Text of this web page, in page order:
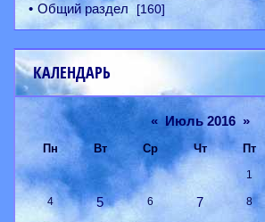
Общий раздел [160]
КАЛЕНДАРЬ
« Июль 2016 »
Пн Вт Ср Чт Пт
1
4 5 6 7 8